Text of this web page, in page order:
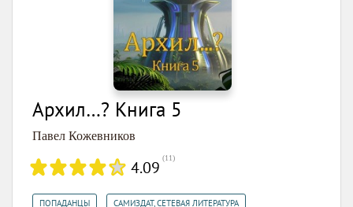
Архил…? Книга 5
Павел Кожевников
4.09 (11)
ПОПАДАНЦЫ САМИЗДАТ, СЕТЕВАЯ ЛИТЕРАТУРА